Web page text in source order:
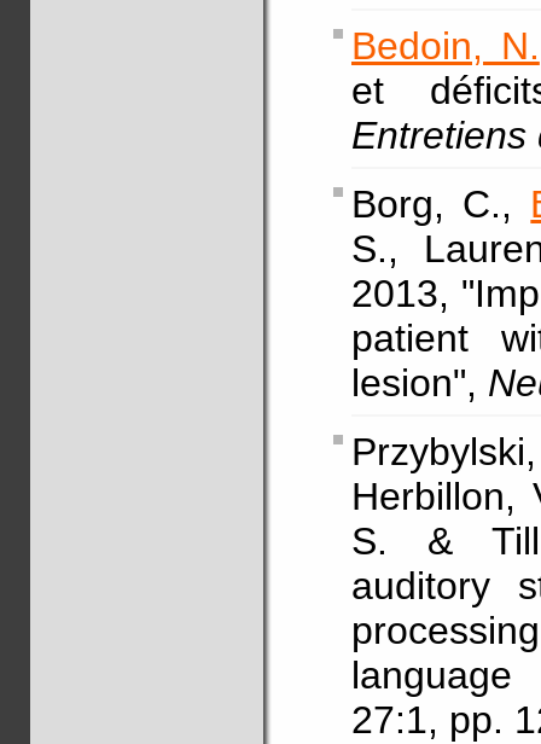
Bedoin, N.
et
Entretiens
Borg, C.,
S.,
2013,
patient
lesion",
Herbillon,
S. &
auditory
27:1, pp.